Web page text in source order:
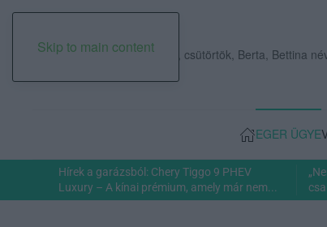
Skip to main content
2026. augusztus 06., csütörtök, Berta, Bettina
EGER ÜGYE
Hírek a garázsból: Chery Tiggo 9 PHEV
Luxury – A kínai prémium, amely már nem...